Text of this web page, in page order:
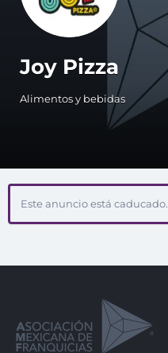
Joy Pizza
Alimentos y bebidas
Este anuncio está caducado.